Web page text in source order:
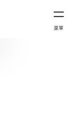
菜單